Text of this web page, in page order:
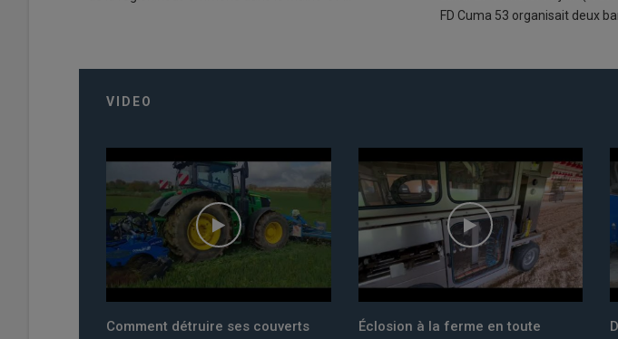
FD Cuma 53 organisait deux
VIDEO
détruire ses couverts
Éclosion à la ferme en toute
De la nutrition